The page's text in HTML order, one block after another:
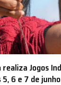
Jogos
6 e 7 de